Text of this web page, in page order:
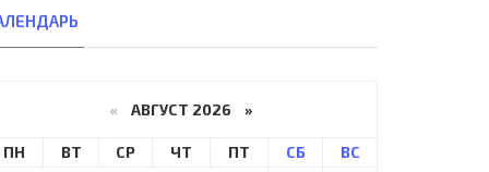
« АВГУСТ 2026 »
ПН ВТ СР ЧТ ПТ СБ ВС